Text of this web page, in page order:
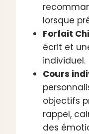
lorsque
Forfait
écrit et
individuel.
Cours
objectifs
rappel,
des